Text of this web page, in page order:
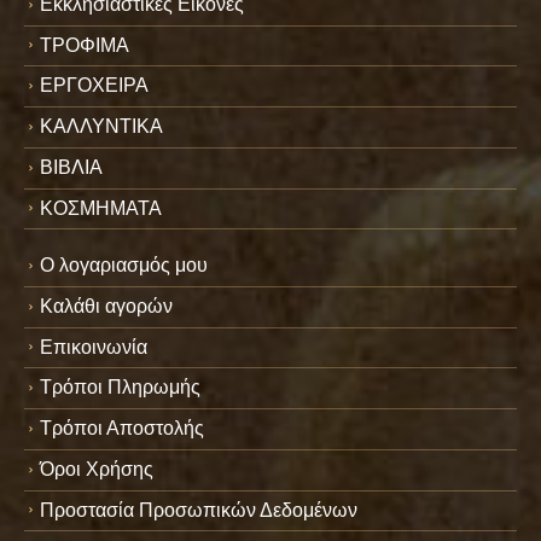
ΤΡΟΦΙΜΑ
ΕΡΓΟΧΕΙΡΑ
ΚΑΛΛΥΝΤΙΚΑ
ΒΙΒΛΙΑ
ΚΟΣΜΗΜΑΤΑ
Ο λογαριασμός μου
Καλάθι αγορών
Επικοινωνία
Τρόποι Πληρωμής
Τρόποι Αποστολής
Όροι Χρήσης
Προστασία Προσωπικών Δεδομένων